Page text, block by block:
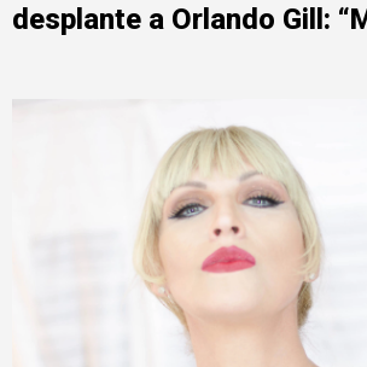
desplante a Orlando Gill: